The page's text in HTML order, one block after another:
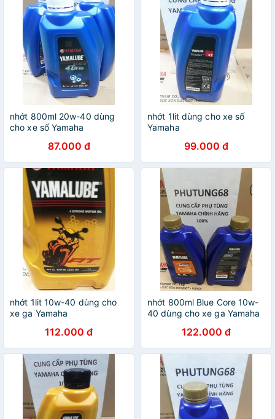
nhớt 800ml 20w-40 dùng
cho xe số Yamaha
87.000 đ
nhớt 1lit dùng cho xe số
Yamaha
99.000 đ
nhớt 1lit 10w-40 dùng cho
xe ga Yamaha
112.000 đ
nhớt 800ml Blue Core 10w-
40 dùng cho xe ga Yamaha
122.000 đ